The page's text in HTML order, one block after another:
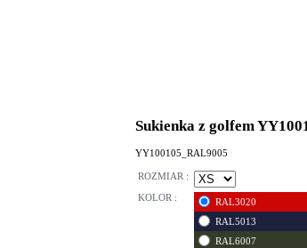
Sukienka z golfem
YY100105_RAL9005
ROZMIAR :
KOLOR :
RAL3020
RAL5013
RAL6007